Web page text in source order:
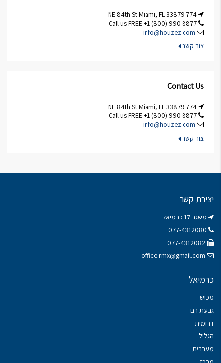
info@houzez.com
צור קשר
Contact Us
info@houzez.com
צור קשר
יצירת קשר
משגב 17 כרמיאל
office.rmx@gmail.com
כרמיאל
מכוש
גבעת רם
דרומית
הגליל
מערבית